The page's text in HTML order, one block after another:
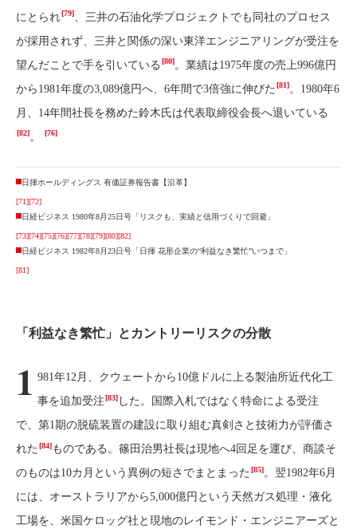
にとられ[79]
、三井の石油化学プロジェクトでも同社のプロセス
が採用されず、三井と関係の深い東洋エンジニアリングが受注を
望んだことで手を引いている [80]。業績は1975年度の売上996億円
から1981年度の3,089億円へ、6年間で3倍強に伸びた [81]。1980年6
月、14年間社長を務めた鈴木氏は代表取締役会長へ退いている
[82]。 [76]
日揮ホールディングス 有価証券報告書【沿革】
[71][72]
日経ビジネス 1980年8月25日号「リスクも、実績と信用づくりで回避」
[73][74][75][76][77][78][79][80][82]
日経ビジネス 1982年8月23日号「日揮 花形企業の“利益なき繁忙”いつまで」
[81]
「利益なき繁忙」とカントリーリスクの分散
1 981年12月、クウェートから10億ドルに上る製油所近代化工
事を追加受注 [83] した。国際入札ではなく特命による受注
で、第1期の脱硫装置の建設に取り組む真剣さと技術力が評価さ
れた [84]ものである。篠田治男社長は現地へ4回足を運び、商談そ
のものは10カ月という異例の短さでまとまった [85]。翌1982年6月
には、オーストラリアから5,000億円という天然ガス処理・液化
工場を、米国ケロッグ社と現地のレイモンド・エンジニアーズと